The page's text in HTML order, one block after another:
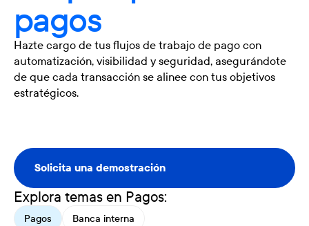
pagos
Hazte cargo de tus flujos de trabajo de pago con
automatización, visibilidad y seguridad, asegurándote
de que cada transacción se alinee con tus objetivos
estratégicos.
Solicita una demostración
Solicita una demostración
Explora temas en Pagos:
Pagos Banca interna